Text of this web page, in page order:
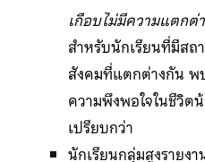
เกือบไม่มีความแตกต่
สำหรับนักเรียนที่มีสถ
สังคมที่แตกต่างกัน พ
ความพึงพอใจในชีวิต
เปรียบกว่า
นักเรียนกลุ่มสูงรายง